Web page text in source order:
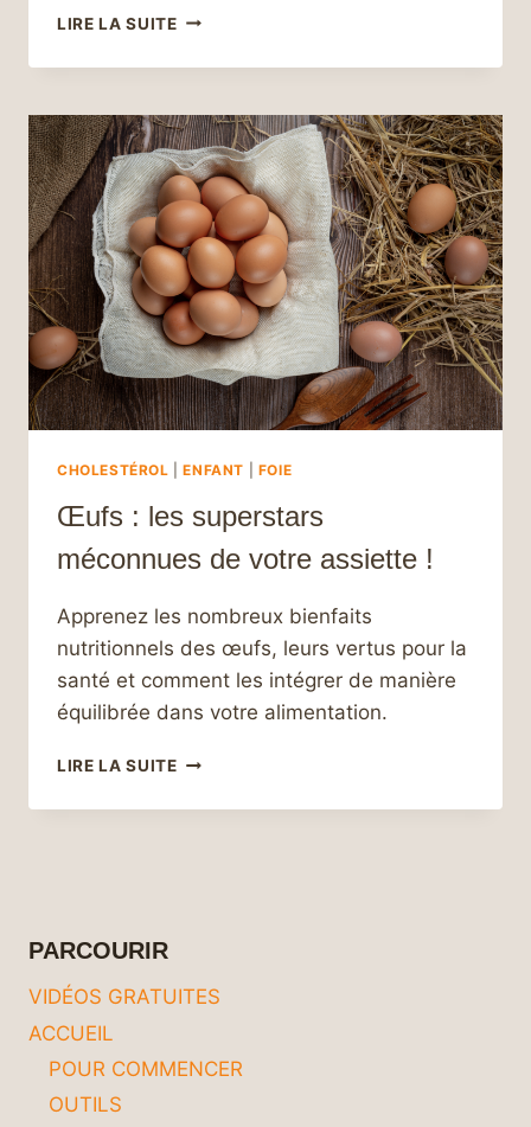
LIRE LA SUITELE
UNE
DE
BIENFAITS
SURPRENANTS
POUR
VOTRE
SANTÉ :
DÉCOUVREZ
SES
VERTUS
MÉCONNUES
CHOLESTÉROL |ENFANT FOIE
Œufs : les superstars
méconnues de votre assiette !
Apprenez les nombreux bienfaits
nutritionnels des œufs, leurs vertus pour la
santé et comment les intégrer de manière
équilibrée dans votre alimentation.
LIRE LA SUITEŒUFS
LES
PARCOURIR
VIDÉOS GRATUITES
ACCUEIL
POUR COMMENCER
OUTILS